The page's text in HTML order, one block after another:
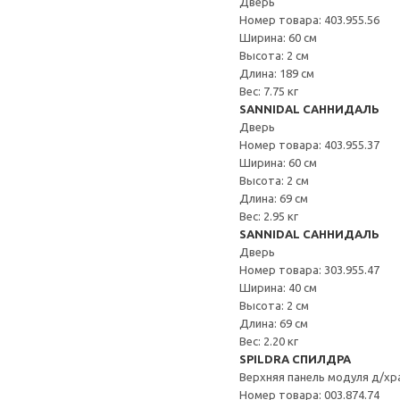
Номер товара: 403.955.56
Ширина: 60 см
Высота: 2 см
Длина: 189 см
Вес: 7.75 кг
SANNIDAL САННИДАЛЬ
Дверь
Номер товара: 403.955.37
Ширина: 60 см
Высота: 2 см
Длина: 69 см
Вес: 2.95 кг
SANNIDAL САННИДАЛЬ
Дверь
Номер товара: 303.955.47
Ширина: 40 см
Высота: 2 см
Длина: 69 см
Вес: 2.20 кг
SPILDRA СПИЛДРА
Верхняя панель модуля д/
Номер товара: 003.874.74